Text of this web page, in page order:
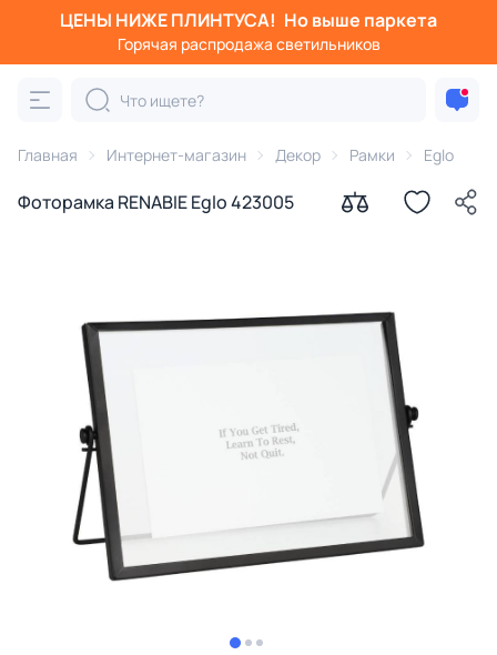
ЦЕНЫ НИЖЕ ПЛИНТУСА! Но выше паркета
Горячая распродажа светильников
Главная Интернет-магазин Декор Рамки Eglo
Фоторамка RENABIE Eglo 423005